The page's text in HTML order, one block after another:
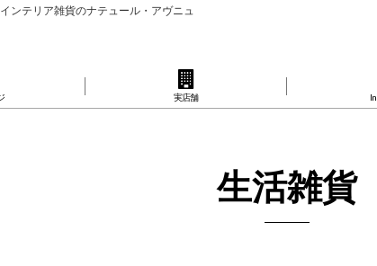
ンテリア雑貨のナテュール・アヴニュ
実店舗
生活雑貨